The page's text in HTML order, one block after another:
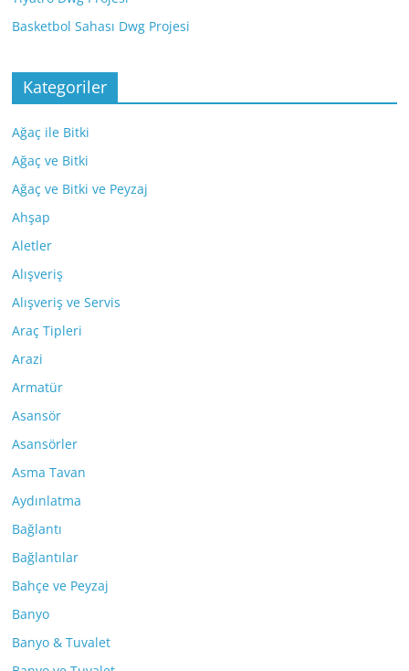
Basketbol Sahası Dwg Projesi
Kategoriler
Ağaç ile Bitki
Ağaç ve Bitki
Ağaç ve Bitki ve Peyzaj
Ahşap
Aletler
Alışveriş
Alışveriş ve Servis
Araç Tipleri
Arazi
Armatür
Asansör
Asansörler
Asma Tavan
Aydınlatma
Bağlantı
Bağlantılar
Bahçe ve Peyzaj
Banyo
Banyo & Tuvalet